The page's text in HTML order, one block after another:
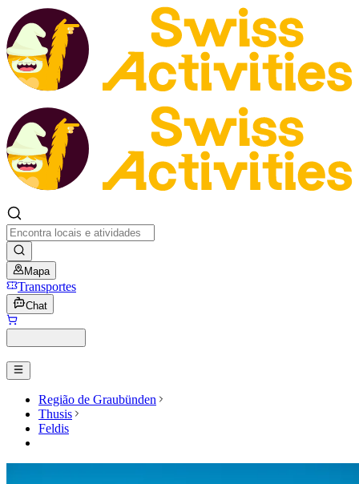
Mapa
Transportes
Chat
Região de Graubünden
Thusis
Feldis